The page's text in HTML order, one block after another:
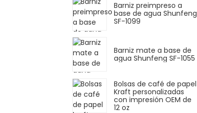
Barniz preimpreso a
base de agua Shunfeng
SF-1099
Barniz mate a base de
agua Shunfeng SF-1055
Bolsas de café de papel
Kraft personalizadas
con impresión OEM de
12 oz